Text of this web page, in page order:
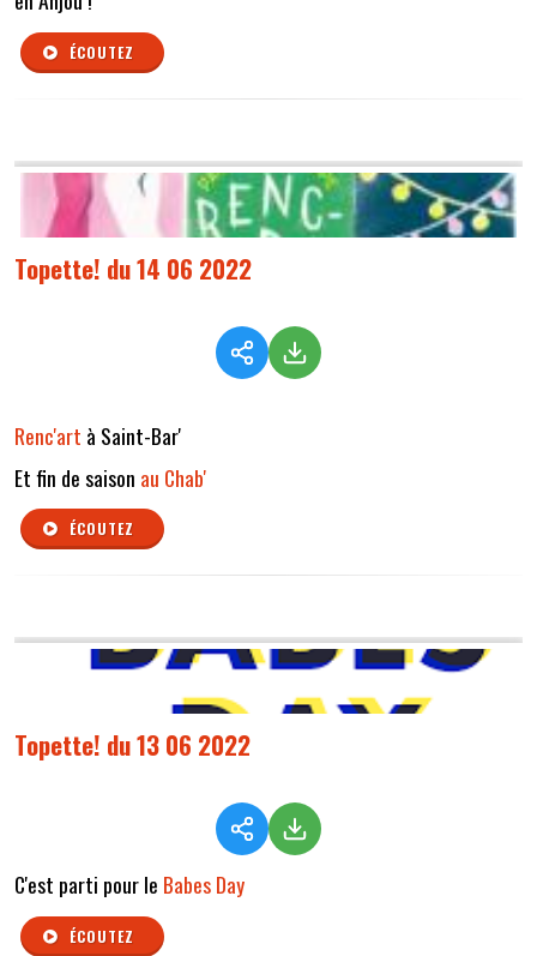
ÉCOUTEZ
Topette! du 14 06 2022
Renc'art à Saint-Bar'
Et fin de saison au Chab'
ÉCOUTEZ
Topette! du 13 06 2022
C'est parti pour le Babes Day
ÉCOUTEZ